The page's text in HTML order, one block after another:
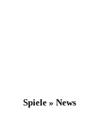
Spiele » News